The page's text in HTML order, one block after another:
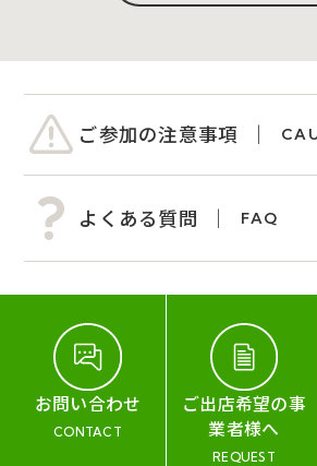
ご参加の注意事項
よくある質問 FAQ
お問い合わせ
CONTACT
ご出店希望の事
業者様へ
REQUEST